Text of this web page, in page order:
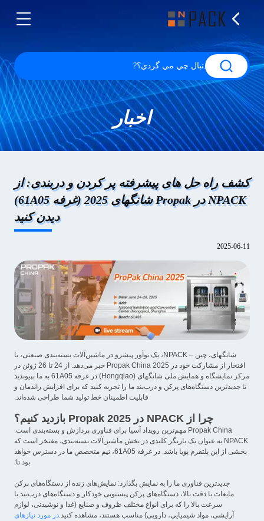
اخبار
کشف راه حل های پیشرفته پر کردن و دربندی: از
NPACK در Propak شانگهای 2025 (غرفه 61A05)
دیدن کنید
2025-06-11
شانگهای، چین – NPACK، یک نوآور پیشرو در ماشین‌آلات بسته‌بندی صنعتی، با
افتخار از مشارکت خود در Propak China 2025 خبر می‌دهد. از 24 تا 26 ژوئن در
مرکز نمایشگاه و همایش ملی شانگهای (Hongqiao) در غرفه 61A05 به ما بپیوندید
تا جدیدترین دستگاه‌های پرکن و درب‌بند ما را تجربه کنید که برای افزایش راندمان و
قابلیت اطمینان خط تولید شما طراحی شده‌اند.
چرا از NPACK در Propak 2025 بازدید کنیم؟
Propak China مهم‌ترین رویداد آسیا برای فناوری پردازش و بسته‌بندی است.
NPACK به عنوان یک بازیگر کلیدی در بخش ماشین‌آلات بسته‌بندی، مفتخر است که
بخشی از این پلتفرم پویا باشد. در غرفه 61A05، تیم متخصص ما در دسترس خواهد
بود تا:
جدیدترین فناوری ما را به نمایش بگذارد: نمایش‌های زنده از دستگاه‌های پرکن
مایعات با دقت بالا، دستگاه‌های پرکن پیستونی خودکار و دستگاه‌های درب‌بند با
سرعت بالا را که برای انواع مختلف ظروف و صنایع (غذا و نوشیدنی، لوازم
آرایشی، مواد شیمیایی، دارویی) مناسب هستند، مشاهده کنید.در مورد نیازهای